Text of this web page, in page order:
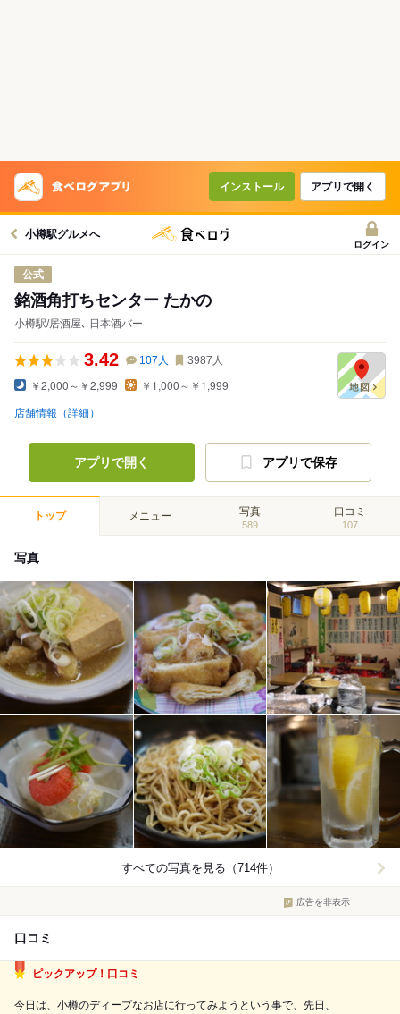
インストール アプリで開く
小樽駅グルメへ
ログイン
公式
銘酒角打ちセンター たかの
小樽駅/居酒屋､ 日本酒バー
3.42 107 人 3987 人
￥2,000～￥2,999 ￥1,000～￥1,999
店舗情報（詳細）
アプリで開く アプリで保存
トップ メニュー 写真
589
口コミ
107
写真
すべての写真を見る（714件）
広告を非表示
口コミ
ピックアップ！口コミ
今日は、小樽のディープなお店に行ってみようという事で、先日、